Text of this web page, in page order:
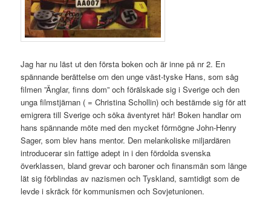
Jag har nu läst ut den första boken och är inne på nr 2. En
spännande berättelse om den unge väst-tyske Hans, som såg
filmen ”Änglar, finns dom” och förälskade sig i Sverige och den
unga filmstjärnan ( = Christina Schollin) och bestämde sig för att
emigrera till Sverige och söka äventyret här! Boken handlar om
hans spännande möte med den mycket förmögne John-Henry
Sager, som blev hans mentor. Den melankoliske miljardären
introducerar sin fattige adept in i den fördolda svenska
överklassen, bland grevar och baroner och finansmän som länge
lät sig förblindas av nazismen och Tyskland, samtidigt som de
levde i skräck för kommunismen och Sovjetunionen.